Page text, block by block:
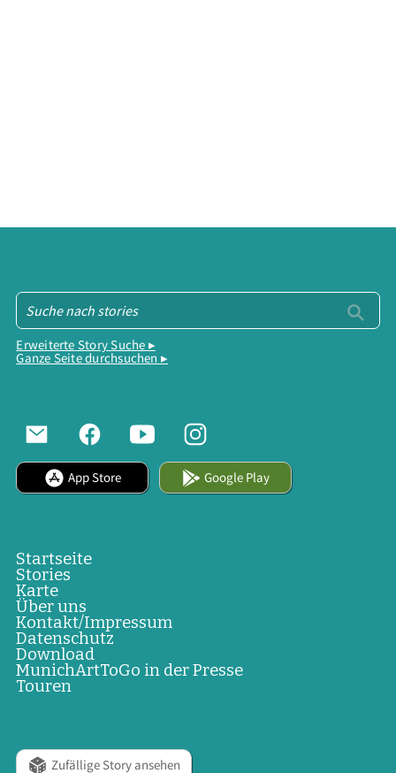
Erweiterte Story Suche ▸
Ganze Seite durchsuchen ▸
App Store Google Play
Startseite
Stories
Karte
Über uns
Kontakt/Impressum
Datenschutz
Download
MunichArtToGo in der Presse
Touren
Zufällige Story ansehen